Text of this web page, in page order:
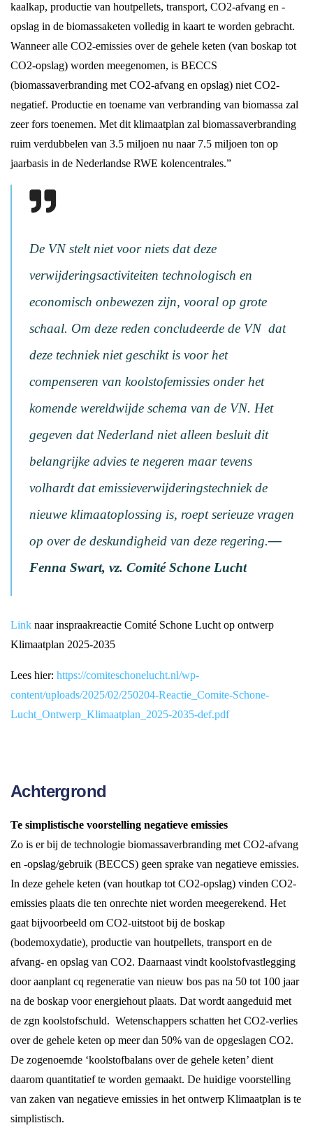
kaalkap, productie van houtpellets, transport, CO2-afvang en -
opslag in de biomassaketen volledig in kaart te worden gebracht.
Wanneer alle CO2-emissies over de gehele keten (van boskap tot
CO2-opslag) worden meegenomen, is BECCS
(biomassaverbranding met CO2-afvang en opslag) niet CO2-
negatief. Productie en toename van verbranding van biomassa zal
zeer fors toenemen. Met dit klimaatplan zal biomassaverbranding
ruim verdubbelen van 3.5 miljoen nu naar 7.5 miljoen ton op
jaarbasis in de Nederlandse RWE kolencentrales.”
De VN stelt niet voor niets dat deze
verwijderingsactiviteiten technologisch en
economisch onbewezen zijn, vooral op grote
schaal. Om deze reden concludeerde de VN dat
deze techniek niet geschikt is voor het
compenseren van koolstofemissies onder het
komende wereldwijde schema van de VN. Het
gegeven dat Nederland niet alleen besluit dit
belangrijke advies te negeren maar tevens
volhardt dat emissieverwijderingstechniek de
nieuwe klimaatoplossing is, roept serieuze vragen
op over de deskundigheid van deze regering.—
Fenna Swart, vz. Comité Schone Lucht
Link naar inspraakreactie Comité Schone Lucht op ontwerp
Klimaatplan 2025-2035
Lees hier: https://comiteschonelucht.nl/wp-
content/uploads/2025/02/250204-Reactie_Comite-Schone-
Lucht_Ontwerp_Klimaatplan_2025-2035-def.pdf
Achtergrond
Te simplistische voorstelling negatieve emissies
Zo is er bij de technologie biomassaverbranding met CO2-afvang
en -opslag/gebruik (BECCS) geen sprake van negatieve emissies.
In deze gehele keten (van houtkap tot CO2-opslag) vinden CO2-
emissies plaats die ten onrechte niet worden meegerekend. Het
gaat bijvoorbeeld om CO2-uitstoot bij de boskap
(bodemoxydatie), productie van houtpellets, transport en de
afvang- en opslag van CO2. Daarnaast vindt koolstofvastlegging
door aanplant cq regeneratie van nieuw bos pas na 50 tot 100 jaar
na de boskap voor energiehout plaats. Dat wordt aangeduid met
de zgn koolstofschuld. Wetenschappers schatten het CO2-verlies
over de gehele keten op meer dan 50% van de opgeslagen CO2.
De zogenoemde ‘koolstofbalans over de gehele keten’ dient
daarom quantitatief te worden gemaakt. De huidige voorstelling
van zaken van negatieve emissies in het ontwerp Klimaatplan is te
simplistisch.